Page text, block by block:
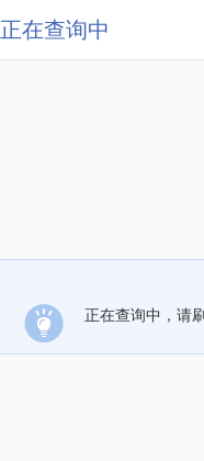
正在查询中
正在查询中，请